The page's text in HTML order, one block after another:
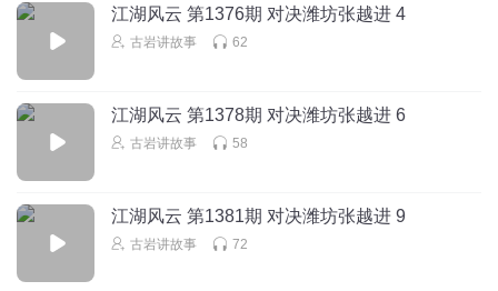
江湖风云 第1376期 对决潍坊张越进 4
古岩讲故事 62
江湖风云 第1378期 对决潍坊张越进 6
古岩讲故事 58
江湖风云 第1381期 对决潍坊张越进 9
古岩讲故事 72